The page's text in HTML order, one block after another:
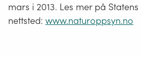
mars i 2013. Les mer på
nettsted: www.naturoppsyn.no